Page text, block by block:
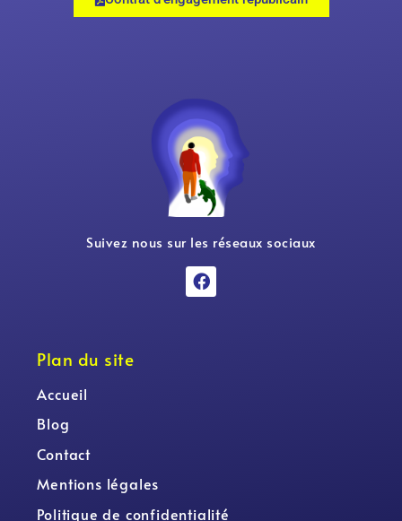
Suivez nous sur les réseaux sociaux
Plan du site
Accueil
Blog
Contact
Mentions légales
Politique de confidentialité